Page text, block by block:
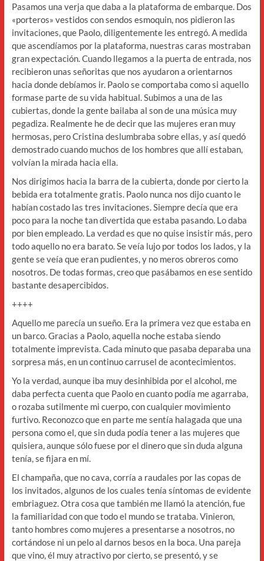
Pasamos una verja que daba a la plataforma de embarque. Dos
«porteros» vestidos con sendos esmoquin, nos pidieron las
invitaciones, que Paolo, diligentemente les entregó. A medida
que ascendíamos por la plataforma, nuestras caras mostraban
gran expectación. Cuando llegamos a la puerta de entrada, nos
recibieron unas señoritas que nos ayudaron a orientarnos
hacia donde debíamos ir. Paolo se comportaba como si aquello
formase parte de su vida habitual. Subimos a una de las
cubiertas, donde la gente bailaba al son de una música muy
pegadiza. Realmente he de decir que las mujeres eran muy
hermosas, pero Cristina deslumbraba sobre ellas, y así quedó
demostrado cuando muchos de los hombres que allí estaban,
volvían la mirada hacia ella.
Nos dirigimos hacia la barra de la cubierta, donde por cierto la
bebida era totalmente gratis. Paolo nunca nos dijo cuanto le
habían costado las tres invitaciones. Siempre decía que era
poco para la noche tan divertida que estaba pasando. Lo daba
por bien empleado. La verdad es que no quise insistir más, pero
todo aquello no era barato. Se veía lujo por todos los lados, y la
gente se veía que eran pudientes, y no meros obreros como
nosotros. De todas formas, creo que pasábamos en ese sentido
bastante desapercibidos.
++++
Aquello me parecía un sueño. Era la primera vez que estaba en
un barco. Gracias a Paolo, aquella noche estaba siendo
totalmente imprevista. Cada minuto que pasaba deparaba una
sorpresa más, en un continuo carrusel de acontecimientos.
Yo la verdad, aunque iba muy desinhibida por el alcohol, me
daba perfecta cuenta que Paolo en cuanto podía me agarraba,
o rozaba sutilmente mi cuerpo, con cualquier movimiento
furtivo. Reconozco que en parte me sentía halagada que una
persona como el, que sin duda podía tener a las mujeres que
quisiera, aunque sólo fuese por el dinero que sin duda alguna
tenía, se fijara en mí.
El champaña, que no cava, corría a raudales por las copas de
los invitados, algunos de los cuales tenía síntomas de evidente
embriaguez. Otra cosa que también me llamó la atención, fue
la familiaridad con que todo el mundo se trataba. Vinieron,
tanto hombres como mujeres a presentarse a nosotros, no
cortándose ni un pelo al darnos besos en la boca. Una pareja
que vino, él muy atractivo por cierto, se presentó, y se